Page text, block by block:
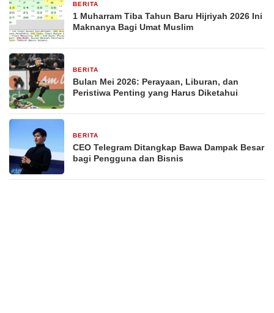
BERITA
1 Muharram Tiba Tahun Baru Hijriyah 2026 Ini
Maknanya Bagi Umat Muslim
BERITA
Bulan Mei 2026: Perayaan, Liburan, dan
Peristiwa Penting yang Harus Diketahui
BERITA
CEO Telegram Ditangkap Bawa Dampak Besar
bagi Pengguna dan Bisnis